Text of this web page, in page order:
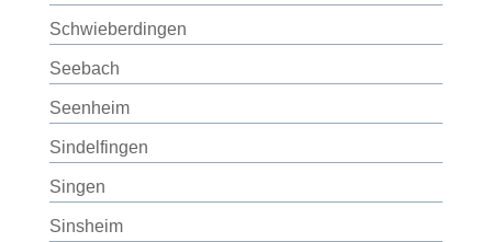
Schwieberdingen
Seebach
Seenheim
Sindelfingen
Singen
Sinsheim